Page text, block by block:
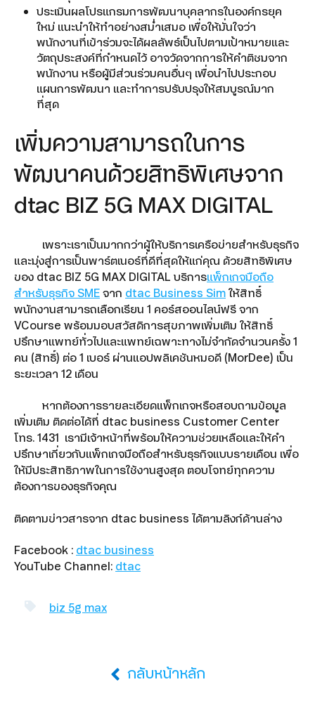
ประเมินผลโปรแกรมการพัฒนาบุคลากรในองค์กรยุค
ใหม่ แนะนำให้ทำอย่างสม่ำเสมอ เพื่อให้มั่นใจว่า
พนักงานที่เข้าร่วมจะได้ผลลัพธ์เป็นไปตามเป้าหมายและ
วัตถุประสงค์ที่กำหนดไว้ อาจวัดจากการให้คำติชมจาก
พนักงาน หรือผู้มีส่วนร่วมคนอื่นๆ เพื่อนำไปประกอบ
แผนการพัฒนา และทำการปรับปรุงให้สมบูรณ์มาก
ที่สุด
เพิ่มความสามารถในการ
พัฒนาคนด้วยสิทธิพิเศษจาก
dtac BIZ 5G MAX DIGITAL
เพราะเราเป็นมากกว่าผู้ให้บริการเครือข่ายสำหรับธุรกิจ
และมุ่งสู่การเป็นพาร์ตเนอร์ที่ดีที่สุดให้แก่คุณ ด้วยสิทธิพิเศษ
ของ dtac BIZ 5G MAX DIGITAL บริการแพ็กเกจมือถือ
สำหรับธุรกิจ SMEจาก dtac Business Simให้สิทธิ์
พนักงานสามารถเลือกเรียน 1 คอร์สออนไลน์ฟรี จาก
VCourse พร้อมมอบสวัสดิการสุขภาพเพิ่มเติม ให้สิทธิ์
ปรึกษาแพทย์ทั่วไปและแพทย์เฉพาะทางไม่จำกัดจำนวนครั้ง 1
คน (สิทธิ์) ต่อ 1 เบอร์ ผ่านแอปพลิเคชันหมอดี (MorDee) เป็น
ระยะเวลา 12 เดือน
หากต้องการรายละเอียดแพ็กเกจหรือสอบถามข้อมูล
เพิ่มเติม ติดต่อได้ที่ dtac business Customer Center
โทร. 1431 เรามีเจ้าหน้าที่พร้อมให้ความช่วยเหลือและให้คำ
ปรึกษาเกี่ยวกับแพ็กเกจมือถือสำหรับธุรกิจแบบรายเดือน เพื่อ
ให้มีประสิทธิภาพในการใช้งานสูงสุด ตอบโจทย์ทุกความ
ต้องการของธุรกิจคุณ
ติดตามข่าวสารจาก dtac business ได้ตามลิงก์ด้านล่าง
Facebook : dtac business
YouTube Channel: dtac
biz 5g max
กลับหน้าหลัก